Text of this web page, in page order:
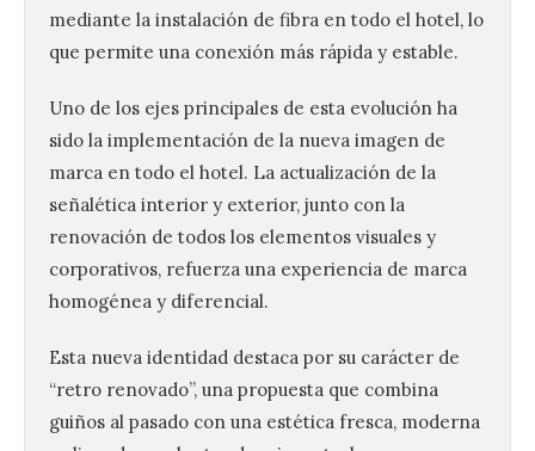
mediante la instalación de fibra en todo el hotel, lo
que permite una conexión más rápida y estable.
Uno de los ejes principales de esta evolución ha
sido la implementación de la nueva imagen de
marca en todo el hotel. La actualización de la
señalética interior y exterior, junto con la
renovación de todos los elementos visuales y
corporativos, refuerza una experiencia de marca
homogénea y diferencial.
Esta nueva identidad destaca por su carácter de
“retro renovado”, una propuesta que combina
guiños al pasado con una estética fresca, moderna
Ciclo “Mujeres en la